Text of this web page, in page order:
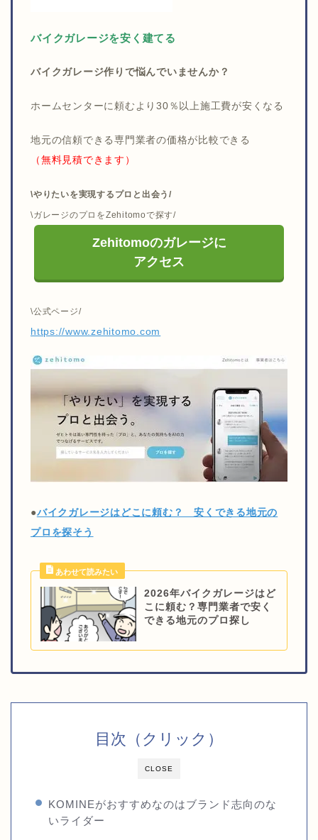
バイクガレージを安く建てる
バイクガレージ作りで悩んでいませんか？
ホームセンターに頼むより30％以上施工費が安くなる
地元の信頼できる専門業者の価格が比較できる
（無料見積できます）
\やりたいを実現するプロと出会う/
\ガレージのプロをZehitomoで探す/
Zehitomoのガレージに
アクセス
\公式ページ/
https://www.zehitomo.com
●バイクガレージはどこに頼む？ 安くできる地元の
プロを探そう
2026年バイクガレージはど
こに頼む？専門業者で安く
できる地元のプロ探し
CLOSE
目次（クリック）
KOMINEがおすすめなのはブランド志向のな
いライダー